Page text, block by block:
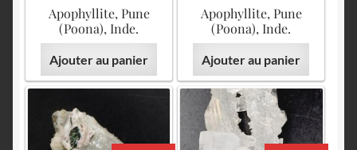
Apophyllite, Pune
(Poona), Inde.
Ajouter au panier
Apophyllite, Pune
(Poona), Inde.
Ajouter au panier